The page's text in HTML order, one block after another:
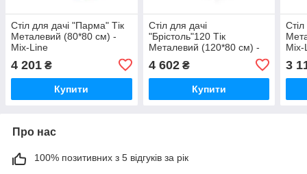
Стіл для дачі "Парма" Тік
Металевий (80*80 см) -
Mix-Line
4 201 ₴
Купити
Стіл для дачі
"Брістоль"120 Тік
Металевий (120*80 см) -
4 602₴
Купити
Стіл
Mix-
3
Про нас
100% позитивних з 5 відгуків за рік